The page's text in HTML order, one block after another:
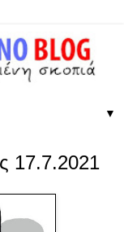
▼
17.7.2021